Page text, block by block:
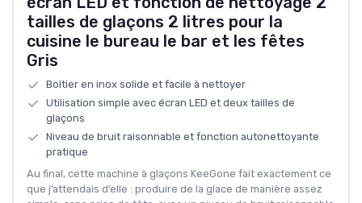
tailles de glaçons 2 litres pour la
cuisine le bureau le bar et les fêtes
Gris
Boîtier en inox solide et facile à nettoyer
Utilisation simple avec écran LED et deux tailles de
glaçons
Niveau de bruit raisonnable et fonction autonettoyante
pratique
Au final, cette machine à glaçons KeeGone fait exactement ce
que j’attendais d’elle : produire de la glace de manière assez